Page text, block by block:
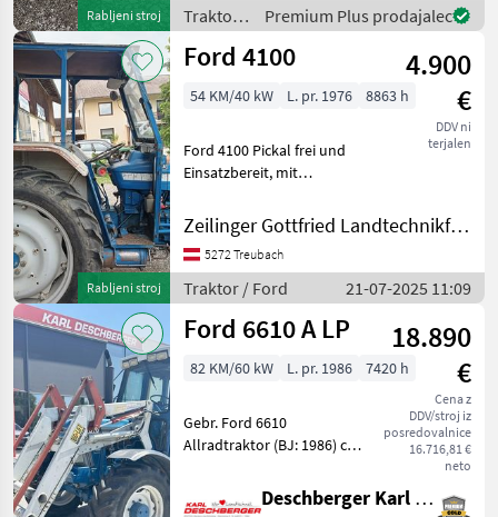
Rabljeni stroj
prednji nakladalec Traktor
Sta
Traktor /
Ford
Premium Plus prodajalec
Rabljeni stroj
Ford 4100
4.900
€
DDV ni
terjalen
54 KM/40 kW L. pr. 1976 8863 h
Ford 4100 Pickal frei und
Einsatzbereit, mit
Servolenkung. Fritzmeier
Kabine ohne Türen
Eigengewicht: 2280 kg,
Leistung: 40kW Betriebss
Zeilinger Gottfried Landtechnikfachbetrieb
5272 Treubach
Traktor / Ford 21-07-2025 11:09
Ford 6610 A LP
18.890
€
Cena z
DDV/stroj iz
posredovalnice
16.716,81 €
neto
82 KM/60 kW L. pr. 1986 7420 h
Gebr. Ford 6610
Allradtraktor (BJ: 1986) ca.
30 km/h Synchrongetriebe,
höhenverstellbare
Deschberger Karl Landtechnik GesmbH & Co KG